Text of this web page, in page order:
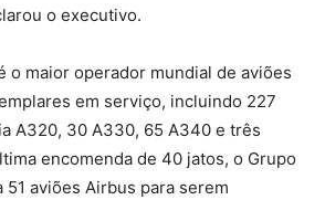
o executivo.
o maior operador mundial de aviões
em serviço, incluindo 227
A320, 30 A330, 65 A340 e três
encomenda de 40 jatos, o Grupo
51 aviões Airbus para serem